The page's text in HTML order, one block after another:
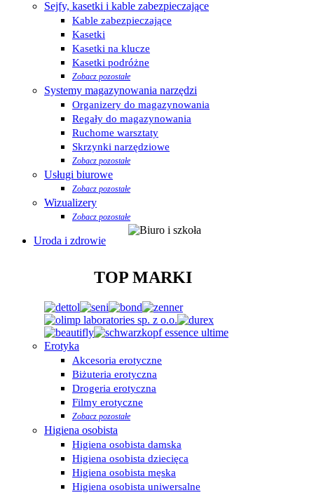
Sejfy, kasetki i kable zabezpieczające
Kable zabezpieczające
Kasetki
Kasetki na klucze
Kasetki podróżne
Zobacz pozostałe
Systemy magazynowania narzędzi
Organizery do magazynowania
Regały do magazynowania
Ruchome warsztaty
Skrzynki narzędziowe
Zobacz pozostałe
Usługi biurowe
Zobacz pozostałe
Wizualizery
Zobacz pozostałe
Uroda i zdrowie
TOP MARKI
Erotyka
Akcesoria erotyczne
Biżuteria erotyczna
Drogeria erotyczna
Filmy erotyczne
Zobacz pozostałe
Higiena osobista
Higiena osobista damska
Higiena osobista dziecięca
Higiena osobista męska
Higiena osobista uniwersalne